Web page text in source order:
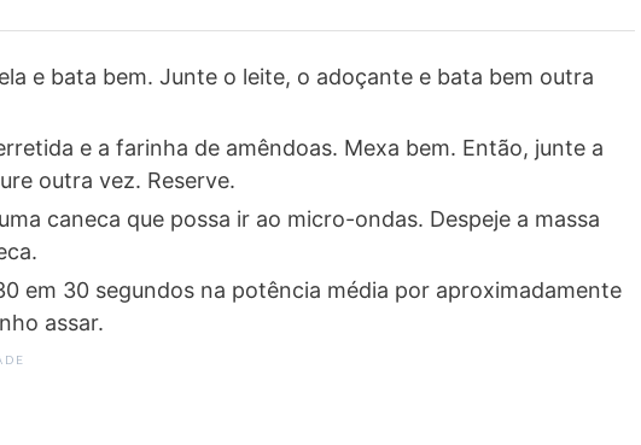
e bata bem. Junte o leite, o adoçante e bata bem outra
e a farinha de amêndoas. Mexa bem. Então, junte a
outra vez. Reserve.
caneca que possa ir ao micro-ondas. Despeje a massa
em 30 segundos na potência média por aproximadamente
assar.